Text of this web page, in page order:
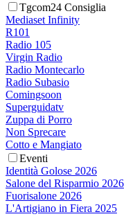
Tgcom24 Consiglia
Mediaset Infinity
R101
Radio 105
Virgin Radio
Radio Montecarlo
Radio Subasio
Comingsoon
Superguidatv
Zuppa di Porro
Non Sprecare
Cotto e Mangiato
Eventi
Identità Golose 2026
Salone del Risparmio 2026
Fuorisalone 2026
L'Artigiano in Fiera 2025